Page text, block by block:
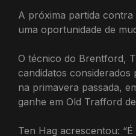
A próxima partida
uma oportunidade de
O técnico do Brentford,
candidatos
na primavera passada,
ganhe em Old Trafford
Ten Hag acrescentou: